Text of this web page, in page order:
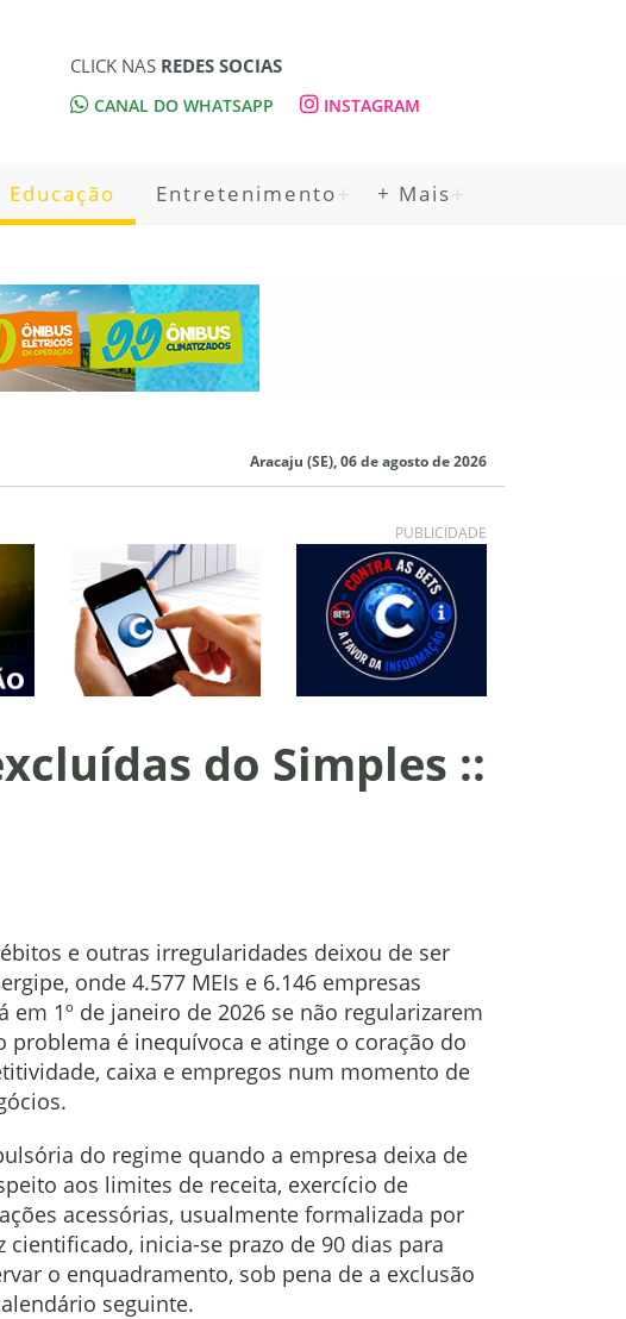
CLICK NAS REDES SOCIAS
CANAL DO WHATSAPP INSTAGRAM
Educação Entretenimento + Mais
Aracaju (SE), 06 de agosto de 2026
PUBLICIDADE
do Simples ::
e outras irregularidades deixou de ser
onde 4.577 MEIs e 6.146 empresas
1º de janeiro de 2026 se não regularizarem
é inequívoca e atinge o coração do
caixa e empregos num momento de
do regime quando a empresa deixa de
aos limites de receita, exercício de
acessórias, usualmente formalizada por
cientificado, inicia-se prazo de 90 dias para
o enquadramento, sob pena de a exclusão
seguinte.